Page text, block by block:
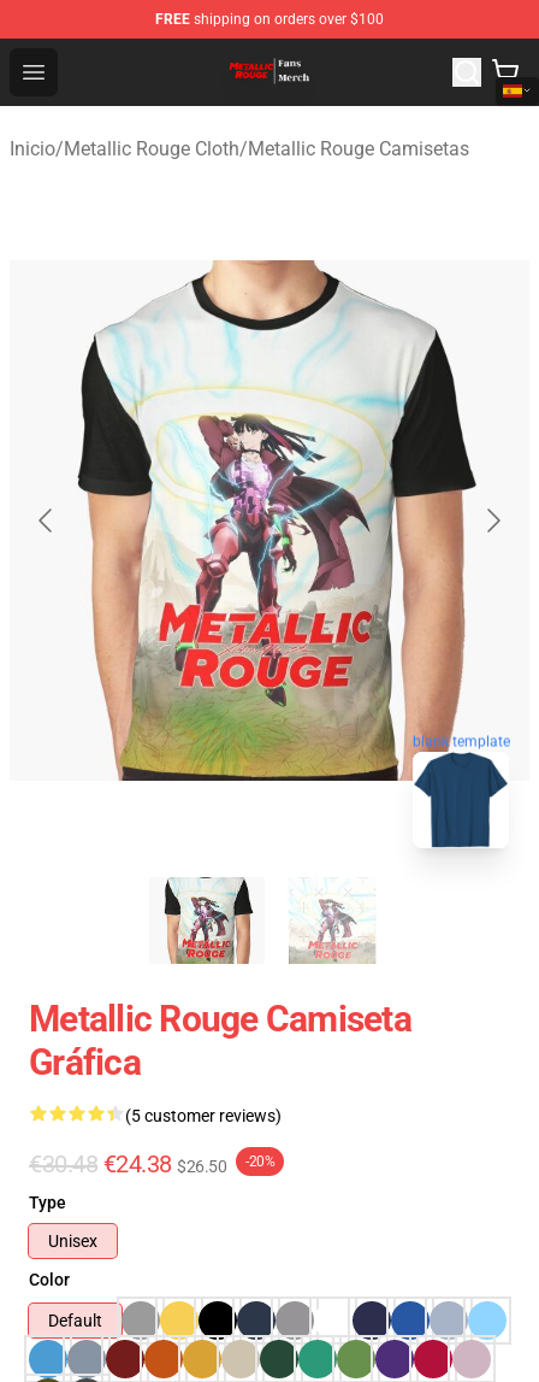
FREE shipping on orders over $100
Open menu
Metallic Rouge Store - Official Metallic Rouge
Inicio/Metallic Rouge Cloth/Metallic Rouge Camisetas
blank template
Metallic Rouge Camiseta
Gráfica
(5 customer reviews)
€30.48 €24.38 $26.50 -20%
Type
Unisex
Color
Default